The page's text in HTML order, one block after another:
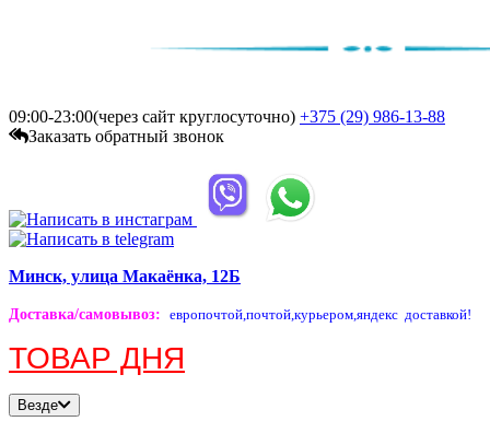
09:00-23:00(через сайт круглосуточно) +375 (29) 986-13-88
Заказать обратный звонок
Минск, улица Макаёнка, 12Б
Доставка/самовывоз: европочтой,почтой,курьером,яндекс доставкой!
ТОВАР ДНЯ
Везде